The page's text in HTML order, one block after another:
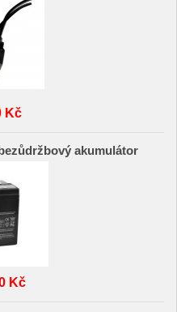
Kč
akumulátor
Kč